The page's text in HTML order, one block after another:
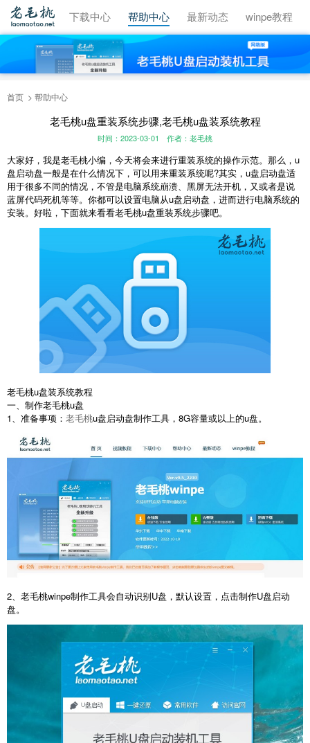
视频教程 下载中心 帮助中心 最新动态 winpe教程
首页 帮助中心
老毛桃u盘重装系统步骤,老毛桃u盘装系统教程
时间：2023-03-01 作者：老毛桃
大家好，我是老毛桃小编，今天将会来进行重装系统的操作示范。那么，u
盘启动盘一般是在什么情况下，可以用来重装系统呢?其实，u盘启动盘适
用于很多不同的情况，不管是电脑系统崩溃、黑屏无法开机，又或者是说
蓝屏代码死机等等。你都可以设置电脑从u盘启动盘，进而进行电脑系统的
安装。好啦，下面就来看看老毛桃u盘重装系统步骤吧。
老毛桃u盘装系统教程
一、制作老毛桃u盘
1、准备事项： 老毛桃u盘启动盘制作工具，8G容量或以上的u盘。
2、老毛桃winpe制作工具会自动识别U盘，默认设置，点击制作U盘启动
盘。